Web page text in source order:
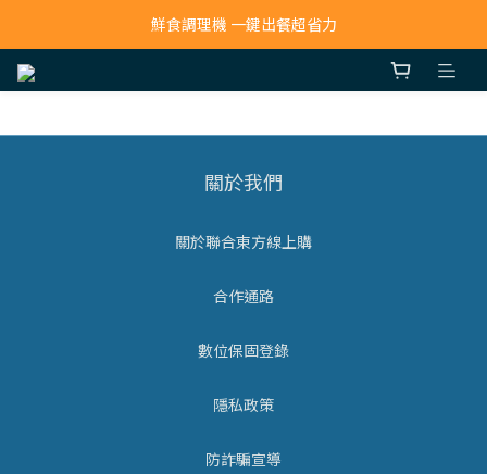
寵物吸毛機 吸毛清淨抗敏一次搞定
鮮食調理機 一鍵出餐超省力
關於我們
關於聯合東方線上購
合作通路
數位保固登錄
隱私政策
防詐騙宣導